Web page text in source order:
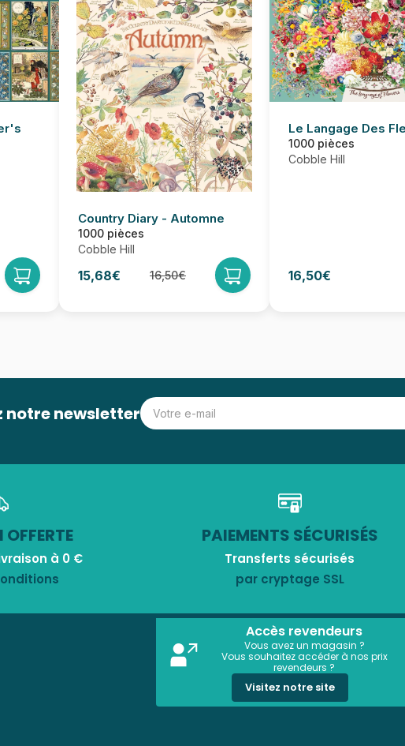
Country Diary - Automne
1000 pièces
Cobble Hill
15,68€ 16,50€
Le Langage Des
1000 pièces
Cobble Hill
16,50€
notre newsletter
à 0 €
PAIEMENTS SÉCURISÉS
Transferts sécurisés
par cryptage SSL
Accès revendeurs
Vous avez un magasin ?
Vous souhaitez accéder à nos prix
revendeurs ?
Visitez notre site